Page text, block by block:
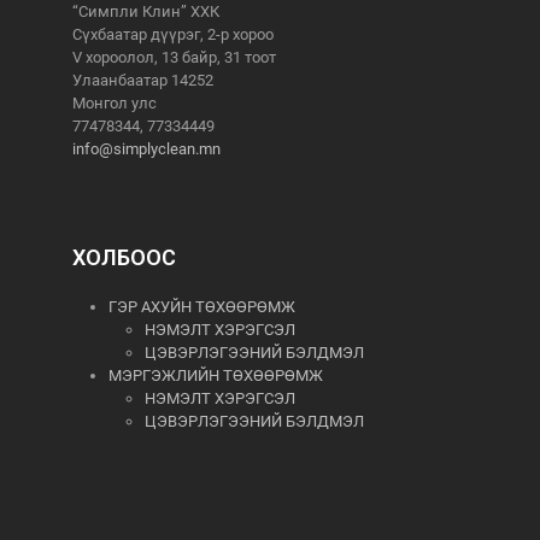
“Симпли Клин” ХХК
Сүхбаатар дүүрэг, 2-р хороо
V хороолол, 13 байр, 31 тоот
Улаанбаатар 14252
Монгол улс
77478344, 77334449
info@simplyclean.mn
ХОЛБООС
ГЭР АХУЙН ТӨХӨӨРӨМЖ
НЭМЭЛТ ХЭРЭГСЭЛ
ЦЭВЭРЛЭГЭЭНИЙ БЭЛДМЭЛ
МЭРГЭЖЛИЙН ТӨХӨӨРӨМЖ
НЭМЭЛТ ХЭРЭГСЭЛ
ЦЭВЭРЛЭГЭЭНИЙ БЭЛДМЭЛ